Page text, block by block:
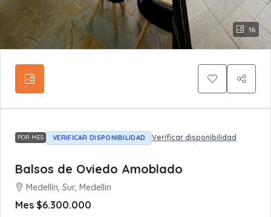
16
POR MES VERIFICAR DISPONIBILIDAD Verificar disponibilidad
Balsos de Oviedo Amoblado
Medellín, Sur, Medellin
Mes $6.300.000